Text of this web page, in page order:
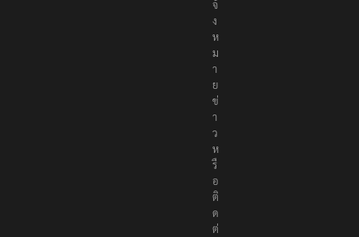
จ้
ง
ห
ม
า
ย
ข่
า
ว
ห
รื
อ
ติ
ด
ต่